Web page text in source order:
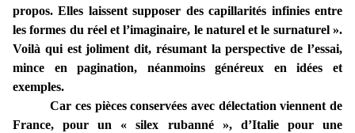
propos. Elles laissent supposer des capillarités infinies entre
les formes du réel et l’imaginaire, le naturel et le surnaturel ».
Voilà qui est joliment dit, résumant la perspective de l’essai,
mince en pagination, néanmoins généreux en idées et
exemples.
Car ces pièces conservées avec délectation viennent de
France, pour un « silex rubanné », d’Italie pour une